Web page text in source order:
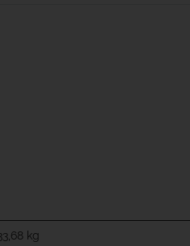
kg